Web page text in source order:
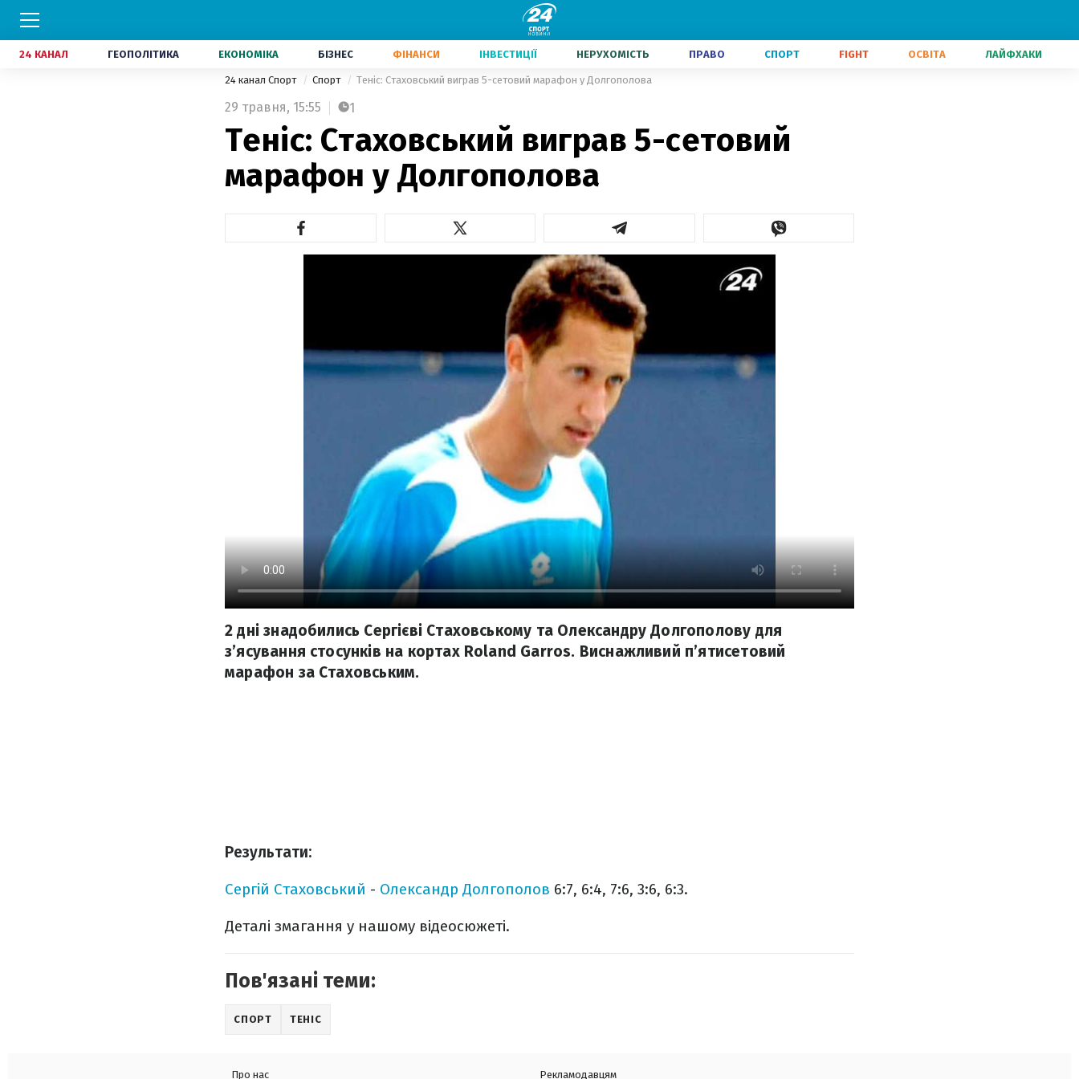
24 КАНАЛ ГЕОПОЛІТИКА ЕКОНОМІКА БІЗНЕС ФІНАНСИ ІНВЕСТИЦІЇ НЕРУХОМІСТЬ ПРАВО СПОРТ FIGHT ОСВІТА ЛАЙФХАКИ
24 канал Спорт Спорт Теніс: Стаховський виграв 5-сетовий марафон у Долгополова
29 травня, 15:55 1
Теніс: Стаховський виграв 5-сетовий
марафон у Долгополова
2 дні знадобились Сергієві Стаховському та Олександру Долгополову для
з’ясування стосунків на кортах Roland Garros. Виснажливий п’ятисетовий
марафон за Стаховським.
Результати:
Сергій Стаховський - Олександр Долгополов 6:7, 6:4, 7:6, 3:6, 6:3.
Деталі змагання у нашому відеосюжеті.
Пов'язані теми:
СПОРТ ТЕНІС
Про нас Рекламодавцям